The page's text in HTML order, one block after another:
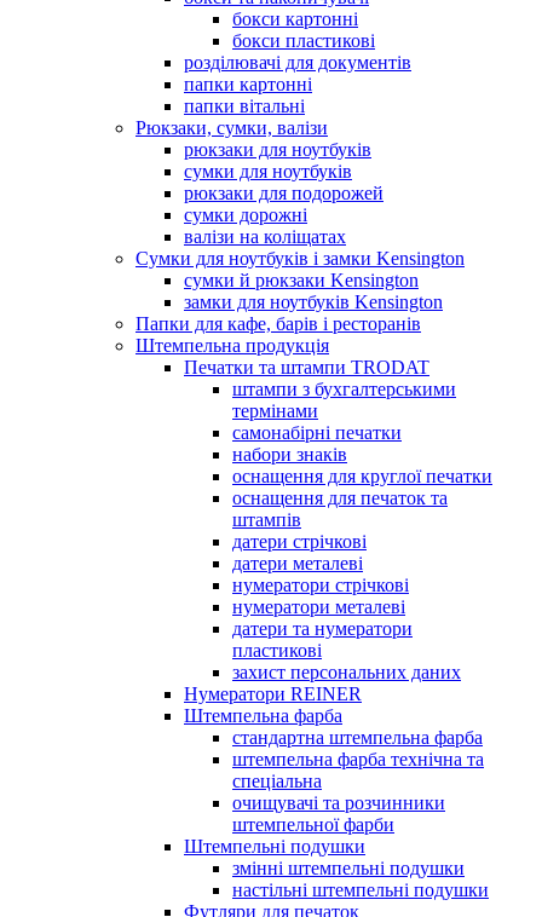
бокси картонні
бокси пластикові
розділювачі для документів
папки картонні
папки вітальні
Рюкзаки, сумки, валізи
рюкзаки для ноутбуків
сумки для ноутбуків
рюкзаки для подорожей
сумки дорожні
валізи на коліщатах
Сумки для ноутбуків і замки Kensington
сумки й рюкзаки Kensington
замки для ноутбуків Kensington
Папки для кафе, барів і ресторанів
Штемпельна продукція
Печатки та штампи TRODAT
штампи з бухгалтерськими
термінами
самонабірні печатки
набори знаків
оснащення для круглої печатки
оснащення для печаток та
штампів
датери стрічкові
датери металеві
нумератори стрічкові
нумератори металеві
датери та нумератори
пластикові
захист персональних даних
Нумератори REINER
Штемпельна фарба
стандартна штемпельна фарба
штемпельна фарба технічна та
спеціальна
очищувачі та розчинники
штемпельної фарби
Штемпельні подушки
змінні штемпельні подушки
настільні штемпельні подушки
Футляри для печаток